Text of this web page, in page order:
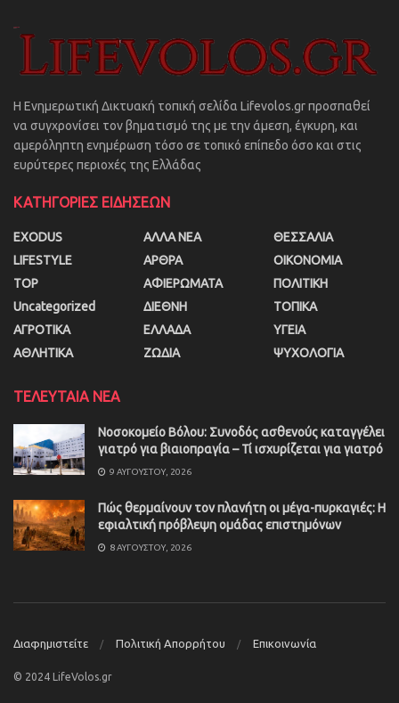
Η Ενημερωτική Δικτυακή τοπική σελίδα Lifevolos.gr προσπαθεί
να συγχρονίσει τον βηματισμό της με την άμεση, έγκυρη, και
αμερόληπτη ενημέρωση τόσο σε τοπικό επίπεδο όσο και στις
ευρύτερες περιοχές της Ελλάδας
ΚΑΤΗΓΟΡΙΕΣ ΕΙΔΗΣΕΩΝ
EXODUS
LIFESTYLE
TOP
Uncategorized
ΑΓΡΟΤΙΚΑ
ΑΘΛΗΤΙΚΑ
ΑΛΛΑ ΝΕΑ
ΑΡΘΡΑ
ΑΦΙΕΡΩΜΑΤΑ
ΔΙΕΘΝΗ
ΕΛΛΑΔΑ
ΖΩΔΙΑ
ΘΕΣΣΑΛΙΑ
ΟΙΚΟΝΟΜΙΑ
ΠΟΛΙΤΙΚΗ
ΤΟΠΙΚΑ
ΥΓΕΙΑ
ΨΥΧΟΛΟΓΙΑ
ΤΕΛΕΥΤΑΙΑ ΝΕΑ
Νοσοκομείο Βόλου: Συνοδός ασθενούς καταγγέλει
γιατρό για βιαιοπραγία – Τί ισχυρίζεται για γιατρό
9 ΑΥΓΟΎΣΤΟΥ, 2026
Πώς θερμαίνουν τον πλανήτη οι μέγα-πυρκαγιές: Η
εφιαλτική πρόβλεψη ομάδας επιστημόνων
8 ΑΥΓΟΎΣΤΟΥ, 2026
Διαφημιστείτε Πολιτική Απορρήτου Επικοινωνία
© 2024 LifeVolos.gr